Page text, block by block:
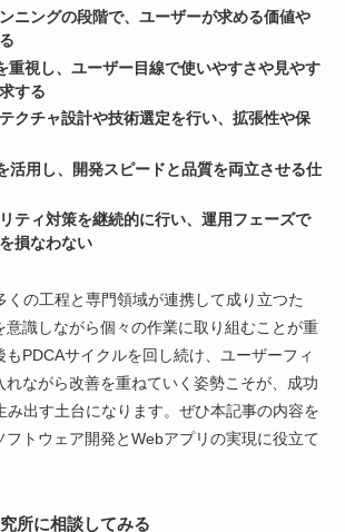
ニングの段階で、ユーザーが求める価値や
重視し、ユーザー目線で使いやすさや見やす
する
クチャ設計や技術選定を行い、拡張性や保
活用し、開発スピードと品質を両立させる仕
ティ対策を継続的に行い、運用フェーズで
損なわない
くの工程と専門領域が連携して成り立つた
意識しながら個々の作業に取り組むことが重
PDCAサイクルを回し続け、ユーザーフィ
れながら改善を重ねていく姿勢こそが、成功
み出す土台になります。ぜひ本記事の内容を
フトウェア開発とWebアプリの実現に役立て
所に相談してみる